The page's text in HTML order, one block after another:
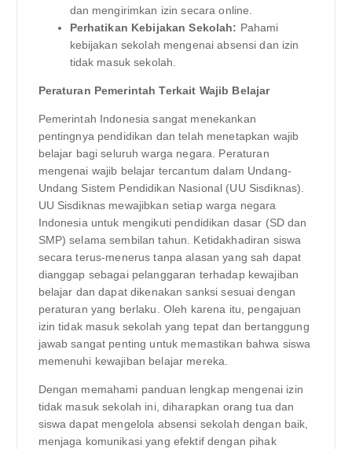
dan mengirimkan izin secara online.
Perhatikan Kebijakan Sekolah: Pahami
kebijakan sekolah mengenai absensi dan izin
tidak masuk sekolah.
Peraturan Pemerintah Terkait Wajib Belajar
Pemerintah Indonesia sangat menekankan
pentingnya pendidikan dan telah menetapkan wajib
belajar bagi seluruh warga negara. Peraturan
mengenai wajib belajar tercantum dalam Undang-
Undang Sistem Pendidikan Nasional (UU Sisdiknas).
UU Sisdiknas mewajibkan setiap warga negara
Indonesia untuk mengikuti pendidikan dasar (SD dan
SMP) selama sembilan tahun. Ketidakhadiran siswa
secara terus-menerus tanpa alasan yang sah dapat
dianggap sebagai pelanggaran terhadap kewajiban
belajar dan dapat dikenakan sanksi sesuai dengan
peraturan yang berlaku. Oleh karena itu, pengajuan
izin tidak masuk sekolah yang tepat dan bertanggung
jawab sangat penting untuk memastikan bahwa siswa
memenuhi kewajiban belajar mereka.
Dengan memahami panduan lengkap mengenai izin
tidak masuk sekolah ini, diharapkan orang tua dan
siswa dapat mengelola absensi sekolah dengan baik,
menjaga komunikasi yang efektif dengan pihak